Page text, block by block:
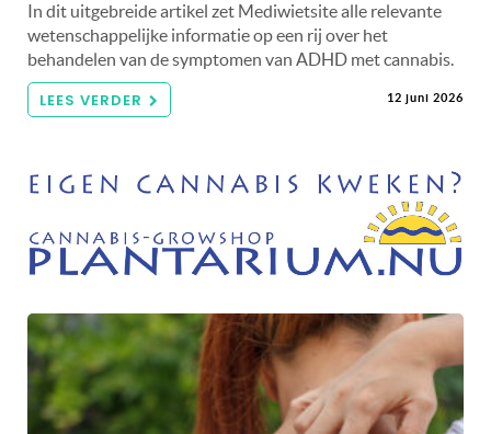
In dit uitgebreide artikel zet Mediwietsite alle relevante
wetenschappelijke informatie op een rij over het
behandelen van de symptomen van ADHD met cannabis.
LEES VERDER 12 juni 2026